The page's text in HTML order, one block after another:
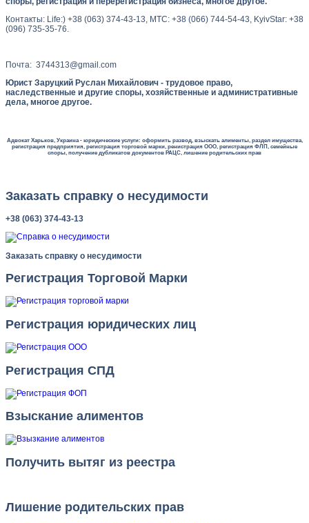
Контакты: Life:) +38 (063) 374-43-13, МТС: +38 (066) 744-54-43, KyivStar: +38
(096) 735-35-76.
Почта: 3744313@gmail.com
Юрист Заруцкий Руслан Михайлович - трудовое право,
наследственные и другие споры, хозяйственные и административные
дела, многое другое.
Адвокат Харьков, Украина - юридические услуги: оформить развод, взыскать алименты, раздел имущества,
регистрация предприятия, регистрация торговой марки, ренистрация ООО, регистрация ФЛП, семейные
споры, получение дубликатов документов РАЦС, лишение родительских прав
Заказать справку о несудимости
+38 (063) 374-43-13
Заказать справку о несудимости
Регистрация Торговой Марки
Регистрация юридических лиц
Регистрация СПД
Взыскание алиментов
Получить вытяг из реестра
Лишение родительских прав